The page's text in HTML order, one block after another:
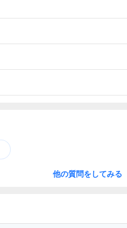
他の質問をしてみる